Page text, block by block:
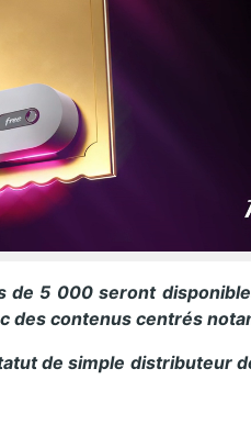
5 000 seront
des contenus centrés
de simple distributeur